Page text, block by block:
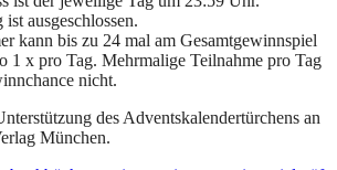
ausgeschlossen.
kann bis zu 24 mal am Gesamtgewinnspiel
1 x pro Tag. Mehrmalige Teilnahme pro Tag
nicht.
des Adventskalendertürchens an
München.